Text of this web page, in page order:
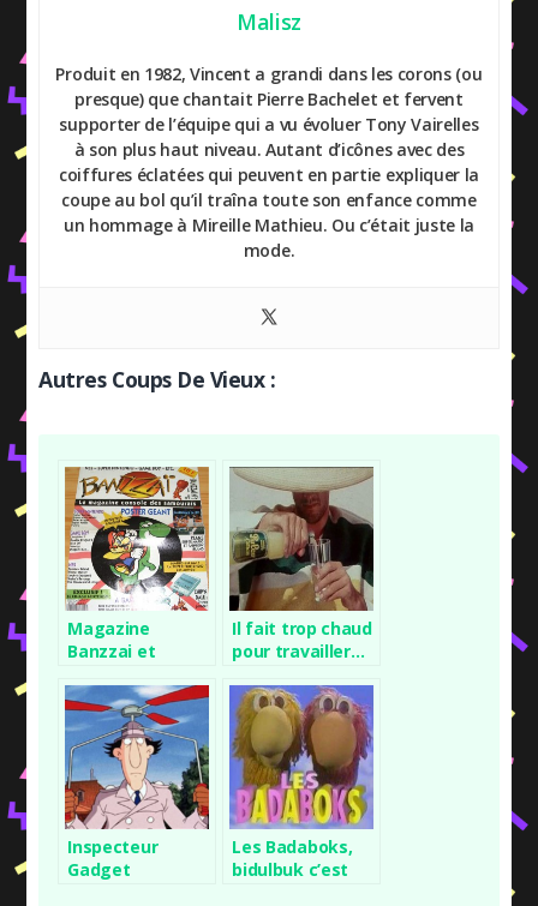
Malisz
Produit en 1982, Vincent a grandi dans les corons (ou
presque) que chantait Pierre Bachelet et fervent
supporter de l’équipe qui a vu évoluer Tony Vairelles
à son plus haut niveau. Autant d’icônes avec des
coiffures éclatées qui peuvent en partie expliquer la
coupe au bol qu’il traîna toute son enfance comme
un hommage à Mireille Mathieu. Ou c’était juste la
mode.
Autres Coups De Vieux :
Magazine
Banzzai et
Il fait trop chaud
pour travailler…
Inspecteur
Gadget
Les Badaboks,
bidulbuk c’est